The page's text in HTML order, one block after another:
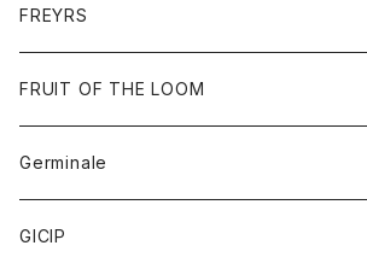
Tシャツ
ボトム
靴
アクセサリー
バッグ
FREYRS
サングラス
FRUIT OF THE LOOM
アウター
パーカー
グッズ
Germinale
靴
GICIP